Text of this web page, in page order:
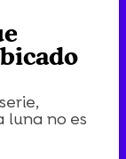
luna no es